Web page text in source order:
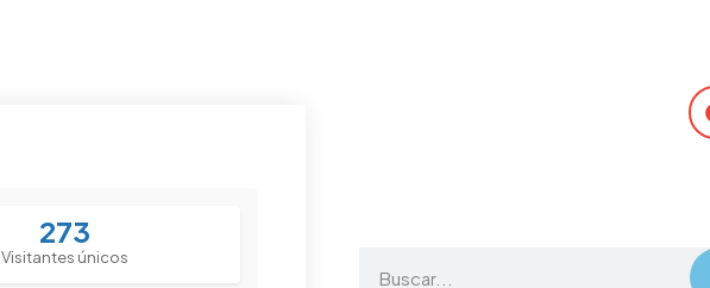
273
Visitantes únicos